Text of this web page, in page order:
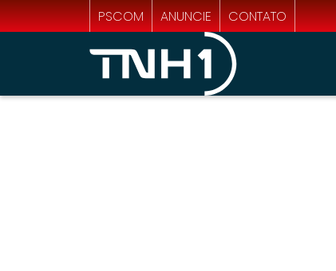
PSCOM ANUNCIE CONTATO